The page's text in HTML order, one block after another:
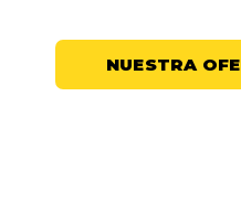
NUESTRA